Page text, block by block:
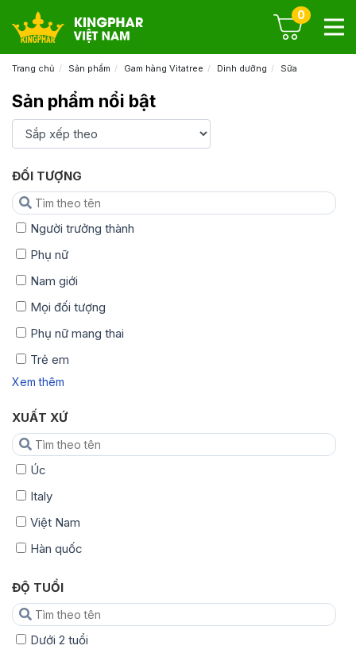
0
Trang chủ Sản phẩm Gam hàng Vitatree Dinh dưỡng Sữa
ĐỐI TƯỢNG
Người trưởng thành
Phụ nữ
Nam giới
Mọi đối tượng
Phụ nữ mang thai
Trẻ em
Xem thêm
XUẤT XỨ
Úc
Italy
Việt Nam
Hàn quốc
ĐỘ TUỔI
Dưới 2 tuổi
Sản phẩm nổi bật